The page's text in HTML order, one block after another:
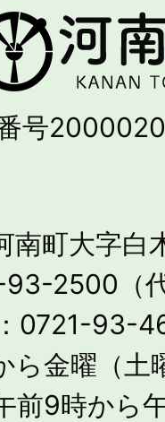
号
南町大字白
93-2500（
0721-93-
ら金曜（土
前9時から